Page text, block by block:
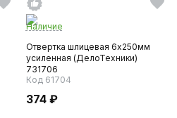
Наличие
Отвертка шлицевая 6х250мм
усиленная (ДелоТехники)
731706
Код 61704
374 ₽